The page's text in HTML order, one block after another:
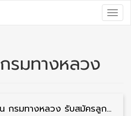
กรมทางหลวง
สำนักก่อสร้างสะพาน กรมทางหลวง รับสมัครลูกจ้างชั่วคราว วุฒิ ปวช./ปวส. หลายอัตรา รับสมัครตั้งแต่บัดนี้เป็นต้นไป